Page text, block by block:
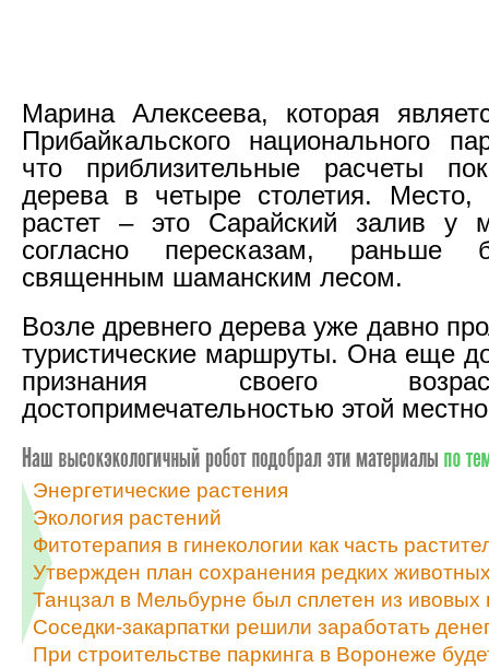
Марина Алексеева, которая
Прибайкальского национального
что приблизительные расчеты
дерева в четыре столетия.
растет – это Сарайский залив у
согласно пересказам, раньше
священным шаманским лесом.
Возле древнего дерева уже давно
туристические маршруты. Она еще
признания своего
достопримечательностью этой
Энергетические растения
Экология растений
Фитотерапия в гинекологии как часть
Утвержден план сохранения редких
Танцзал в Мельбурне был сплетен из ивовых
Соседки-закарпатки решили заработать
При строительстве паркинга в Воронеже